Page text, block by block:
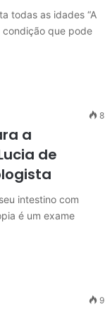
todas as idades “A
condição que pode
8
a
de
intestino com
é um exame
9